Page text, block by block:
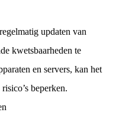
updaten van
kwetsbaarheden te
en servers, kan het
beperken.